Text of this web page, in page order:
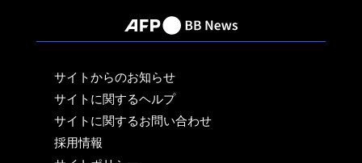
サイトからのお知らせ
サイトに関するヘルプ
サイトに関するお問い合わせ
採用情報